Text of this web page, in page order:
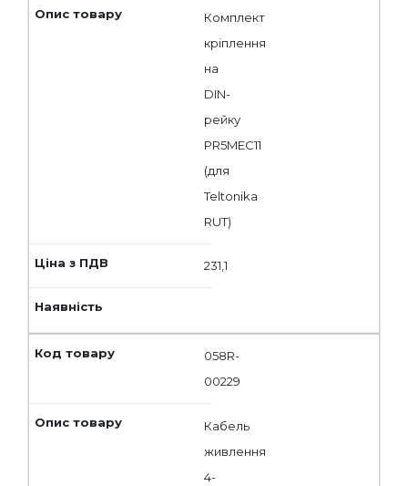
Комплект
кріплення
на
DIN-
рейку
PR5MEC11
(для
Teltonika
RUT)
231,1
058R-
00229
Кабель
живлення
4-